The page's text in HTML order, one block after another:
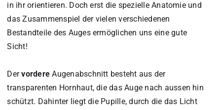
in ihr orientieren. Doch erst die spezielle Anatomie und
das Zusammenspiel der vielen verschiedenen
Bestandteile des Auges ermöglichen uns eine gute
Sicht!
Dervordere Augenabschnitt besteht aus der
transparenten Hornhaut, die das Auge nach aussen hin
schützt. Dahinter liegt die Pupille, durch die das Licht